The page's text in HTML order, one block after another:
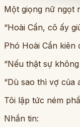
Một giọng nữ ngọt
“Hoài Cẩn, cô ấy
Phó Hoài Cẩn kiên
“Nếu thật sự
“Dù sao thì vợ của
Tôi lập tức ném
Nhắn tin: